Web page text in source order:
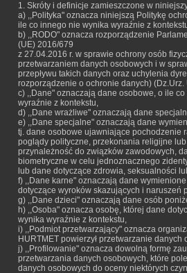
1. Skróty i definicje zamieszczone w
a) ,,Polityka" oznacza niniejszą Politykę
ile co innego nie wynika wyraźnie z
b) ,,RODO" oznacza rozporządzenie
(UE) 2016/679
z 27.04.2016 r. w sprawie ochrony osób
przetwarzaniem danych osobowych i w
przepływu takich danych oraz uchylenia
rozporządzenie o ochronie danych) (Dz.Urz.
c) ,,Dane" oznaczają dane osobowe, o ile
wyraźnie z kontekstu,
d) ,,Dane wrażliwe" oznaczają dane
e) ,,Dane specjalne" oznaczają dane
tj. dane osobowe ujawniające pochodzenie
poglądy polityczne, przekonania religijne
przynależność do związków zawodowych,
biometryczne w celu jednoznacznego
lub dane dotyczące zdrowia, seksualności
f) ,,Dane karne" oznaczają dane
dotyczące wyroków skazujących i naruszeń
g) ,,Dane dzieci" oznaczają dane osób
h) ,,Osoba" oznacza osobę, której dane
wynika wyraźnie z kontekstu,
i) ,,Podmiot przetwarzający" oznacza
HURTMET powierzył przetwarzanie danych
j) ,,Profilowanie" oznacza dowolną formę
przetwarzania danych osobowych, które
danych osobowych do oceny niektórych